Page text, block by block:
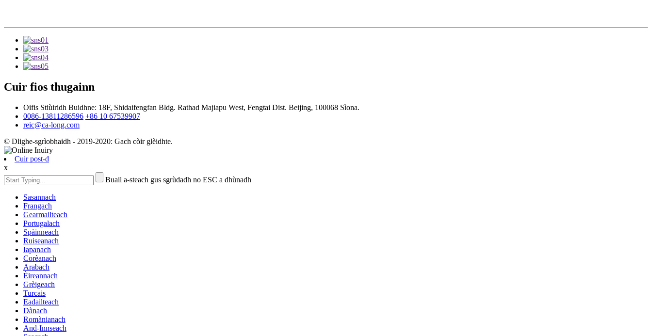
Cuir fios thugainn
Oifis Stiùiridh Buidhne: 18F, Shidaifengfan Bldg. Rathad Majiapu West, Fengtai Dist. Beijing, 100068 Sìona.
0086-13811286596 +86 10 67539907
reic@ca-long.com
© Dlighe-sgrìobhaidh - 2019-2020: Gach còir glèidhte.
Cuir post-d
x
Buail a-steach gus sgrùdadh no ESC a dhùnadh
Sasannach
Frangach
Gearmailteach
Portugalach
Spàinneach
Ruiseanach
Iapanach
Corèanach
Arabach
Èireannach
Grèigeach
Turcais
Eadailteach
Dànach
Romànianach
And-Innseach